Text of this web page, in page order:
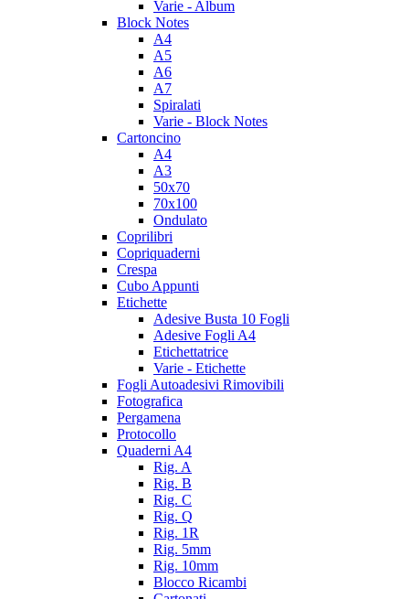
Varie - Album
Block Notes
A4
A5
A6
A7
Spiralati
Varie - Block Notes
Cartoncino
A4
A3
50x70
70x100
Ondulato
Coprilibri
Copriquaderni
Crespa
Cubo Appunti
Etichette
Adesive Busta 10 Fogli
Adesive Fogli A4
Etichettatrice
Varie - Etichette
Fogli Autoadesivi Rimovibili
Fotografica
Pergamena
Protocollo
Quaderni A4
Rig. A
Rig. B
Rig. C
Rig. Q
Rig. 1R
Rig. 5mm
Rig. 10mm
Blocco Ricambi